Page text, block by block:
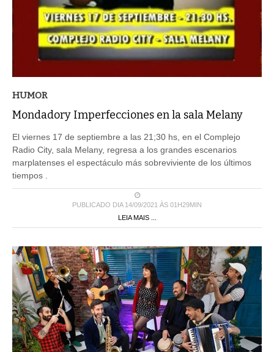
HUMOR
Mondadory Imperfecciones en la sala Melany
El viernes 17 de septiembre a las 21;30 hs, en el Complejo
Radio City, sala Melany, regresa a los grandes escenarios
marplatenses el espectáculo más sobreviviente de los últimos
tiempos .
PUBLICADO DIA 14/09/2021 ÀS 01H29MIN
LEIA MAIS ...